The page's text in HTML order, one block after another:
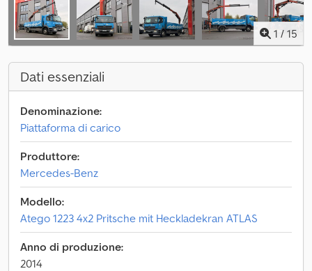
1 / 15
Dati essenziali
Denominazione:
Piattaforma di carico
Produttore:
Mercedes-Benz
Modello:
Atego 1223 4x2 Pritsche mit Heckladekran ATLAS
Anno di produzione:
2014